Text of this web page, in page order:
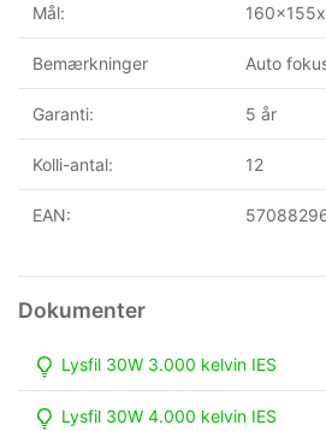
Mål:
Bemærkninger Auto
Garanti: 5 år
Kolli-antal: 12
EAN:
Lysfil 30W 3.000 kelvin IES
Lysfil 30W 4.000 kelvin IES